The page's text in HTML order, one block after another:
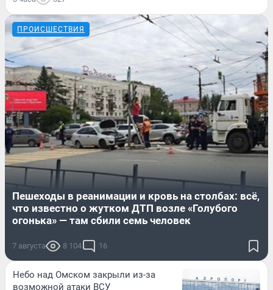
ПРОИСШЕСТВИЯ
Пешеходы в реанимации и кровь на столбах: всё,
что известно о жутком ДТП возле «Голубого
огонька» — там сбили семь человек
7 августа 8 104 16
Небо над Омском закрыли из-за
возможной атаки ВСУ